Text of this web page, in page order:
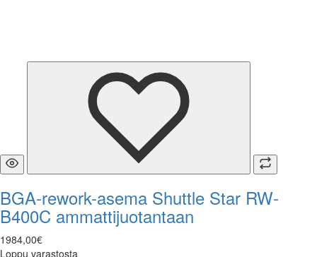
BGA-rework-asema Shuttle Star RW-
B400C ammattijuotantaan
1984,00€
Loppu varastosta